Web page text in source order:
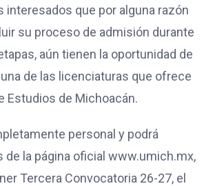
interesados que por alguna razón
su proceso de admisión durante
aún tienen la oportunidad de
de las licenciaturas que ofrece
Estudios de Michoacán.
personal y podrá
de la página oficial www.umich.mx,
Tercera Convocatoria 26-27, el